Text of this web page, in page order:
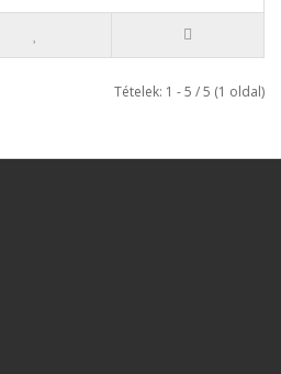
Tételek: 1 - 5 / 5 (1 oldal)